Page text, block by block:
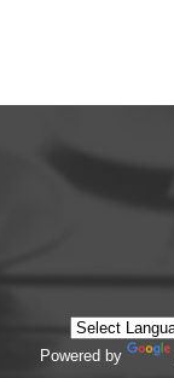
Powered by